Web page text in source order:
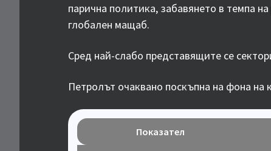
парична политика, забавянето в темпа
глобален мащаб.
Сред най-слабо представящите се
Петролът очаквано поскъпна на фона на
Показател